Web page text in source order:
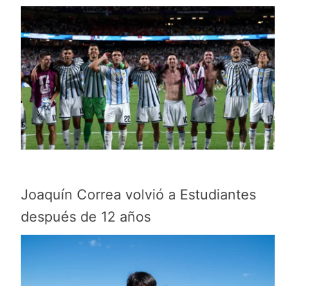
Joaquín Correa volvió a Estudiantes
después de 12 años